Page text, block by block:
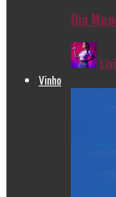
Dia
Vinho